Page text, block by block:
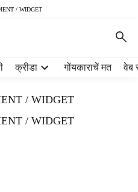
/ WIDGET
क्रीडा गोंयकाराचें मत वेब
/ WIDGET
/ WIDGET